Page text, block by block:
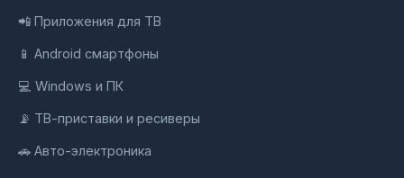
📲 Приложения для ТВ
📱 Android смартфоны
💻 Windows и ПК
📡 ТВ-приставки и ресиверы
🚗 Авто-электроника